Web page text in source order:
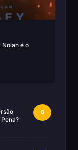
Nolan é o
6